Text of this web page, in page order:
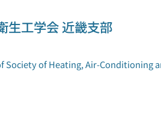
生工学会 近畿支部
Society of Heating, Air-Conditioning